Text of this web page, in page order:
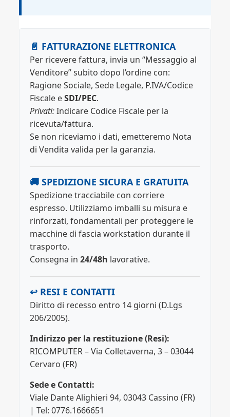
📄 FATTURAZIONE ELETTRONICA
Per ricevere fattura, invia un “Messaggio al
Venditore” subito dopo l’ordine con:
Ragione Sociale, Sede Legale, P.IVA/Codice
Fiscale eSDI/PEC.
Privati:Indicare Codice Fiscale per la
ricevuta/fattura.
Se non riceviamo i dati, emetteremo Nota
di Vendita valida per la garanzia.
🚚 SPEDIZIONE SICURA E GRATUITA
Spedizione tracciabile con corriere
espresso. Utilizziamo imballi su misura e
rinforzati, fondamentali per proteggere le
macchine di fascia workstation durante il
trasporto.
Consegna in 24/48h lavorative.
↩️ RESI E CONTATTI
Diritto di recesso entro 14 giorni (D.Lgs
206/2005).
Indirizzo per la restituzione (Resi):
RICOMPUTER – Via Colletaverna, 3 – 03044
Cervaro (FR)
Sede e Contatti:
Viale Dante Alighieri 94, 03043 Cassino (FR)
| Tel: 0776.1666651